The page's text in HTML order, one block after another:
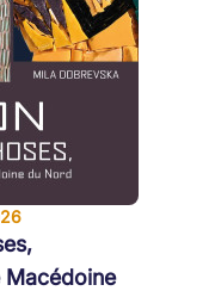
Macédoine